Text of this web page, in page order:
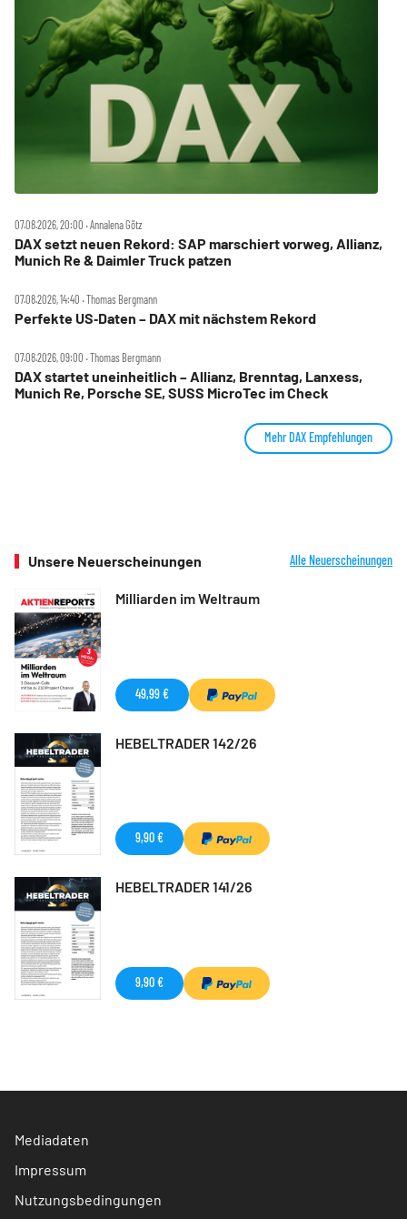
07.08.2026, 20:00 ‧ Annalena Götz
DAX setzt neuen Rekord: SAP marschiert vorweg, Allianz,
Munich Re & Daimler Truck patzen
07.08.2026, 14:40 ‧ Thomas Bergmann
Perfekte US‑Daten – DAX mit nächstem Rekord
07.08.2026, 09:00 ‧ Thomas Bergmann
DAX startet uneinheitlich – Allianz, Brenntag, Lanxess,
Munich Re, Porsche SE, SUSS MicroTec im Check
Mehr DAX Empfehlungen
Unsere Neuerscheinungen Alle Neuerscheinungen
Milliarden im Weltraum
49,99 €
HEBELTRADER 142/26
9,90 €
HEBELTRADER 141/26
9,90 €
Mediadaten
Impressum
Nutzungsbedingungen